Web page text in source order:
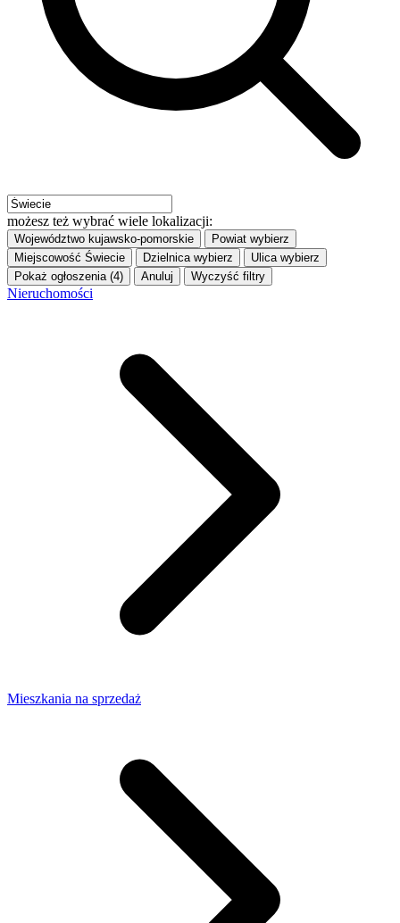
możesz też wybrać wiele lokalizacji:
Województwo kujawsko-pomorskie Powiat wybierz
Miejscowość Świecie Dzielnica wybierz Ulica wybierz
Pokaż ogłoszenia (4)
Anuluj Wyczyść filtry
Nieruchomości
Mieszkania na sprzedaż